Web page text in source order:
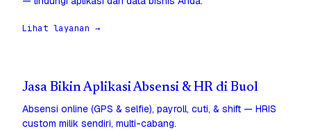
Lihat layanan →
Jasa Bikin Aplikasi Absensi & HR di Buol
Absensi online (GPS & selfie), payroll, cuti, & shift — HRIS
custom milik sendiri, multi-cabang.